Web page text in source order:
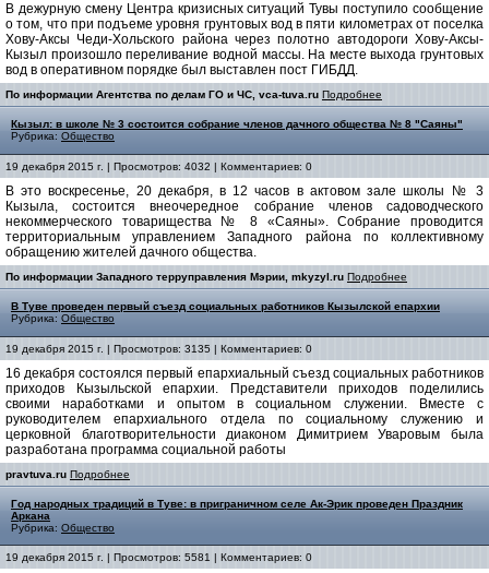
В дежурную смену Центра кризисных ситуаций Тувы поступило сообщение
о том, что при подъеме уровня грунтовых вод в пяти километрах от поселка
Хову-Аксы Чеди-Хольского района через полотно автодороги Хову-Аксы-
Кызыл произошло переливание водной массы. На месте выхода грунтовых
вод в оперативном порядке был выставлен пост ГИБДД.
По информации Агентства по делам ГО и ЧС, vca-tuva.ru Подробнее
Кызыл: в школе № 3 состоится собрание членов дачного общества № 8 "Саяны"
Рубрика: Общество
19 декабря 2015 г. | Просмотров: 4032 | Комментариев: 0
В это воскресенье, 20 декабря, в 12 часов в актовом зале школы № 3
Кызыла, состоится внеочередное собрание членов садоводческого
некоммерческого товарищества № 8 «Саяны». Собрание проводится
территориальным управлением Западного района по коллективному
обращению жителей дачного общества.
По информации Зaпадного терруправления Мэрии, mkyzyl.ru Подробнее
В Туве проведен первый съезд социальных работников Кызылской епархии
Рубрика: Общество
19 декабря 2015 г. | Просмотров: 3135 | Комментариев: 0
16 декабря состоялся первый епархиальный съезд социальных работников
приходов Кызыльской епархии. Представители приходов поделились
своими наработками и опытом в социальном служении. Вместе с
руководителем епархиального отдела по социальному служению и
церковной благотворительности диаконом Димитрием Уваровым была
разработана программа социальной работы
pravtuva.ru Подробнее
Год народных традиций в Туве: в приграничном селе Ак-Эрик проведен Праздник
Аркана
Рубрика: Общество
19 декабря 2015 г. | Просмотров: 5581 | Комментариев: 0